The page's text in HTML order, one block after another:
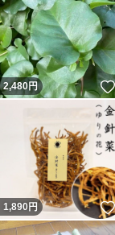
2,480円
1,890円